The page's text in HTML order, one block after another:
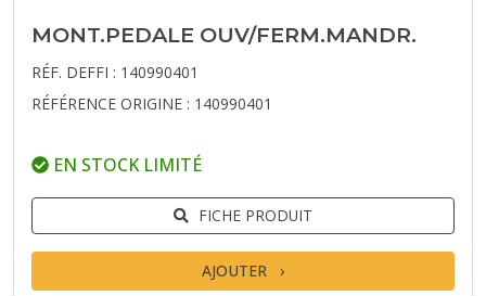
MONT.PEDALE OUV/FERM.MANDR.
RÉF. DEFFI : 140990401
RÉFÉRENCE ORIGINE : 140990401
EN STOCK LIMITÉ
FICHE PRODUIT
AJOUTER